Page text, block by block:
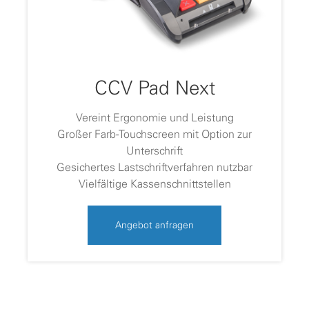
CCV Pad Next
Vereint Ergonomie und Leistung
Großer Farb-Touchscreen mit Option zur
Unterschrift
Gesichertes Lastschriftverfahren nutzbar
Vielfältige Kassenschnittstellen
Angebot anfragen